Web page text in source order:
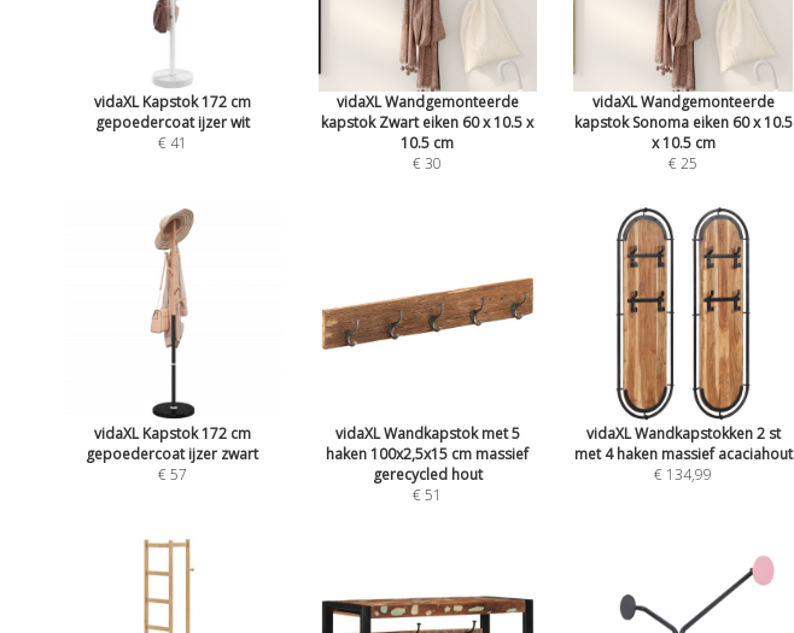
vidaXL Kapstok 172 cm
gepoedercoat ijzer wit
€ 41
vidaXL Wandgemonteerde
kapstok Zwart eiken 60 x 10.5 x
10.5 cm
€ 30
vidaXL Wandgemonteerde
kapstok Sonoma eiken 60 x 10.5
x 10.5 cm
€ 25
vidaXL Kapstok 172 cm
gepoedercoat ijzer zwart
€ 57
vidaXL Wandkapstok met 5
haken 100x2,5x15 cm massief
gerecycled hout
€ 51
vidaXL Wandkapstokken 2 st
met 4 haken massief acaciahout
€ 134,99